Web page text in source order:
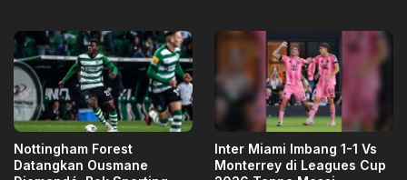
Nottingham Forest
Datangkan Ousmane
Inter Miami Imbang 1-1 Vs
Monterrey di Leagues Cup